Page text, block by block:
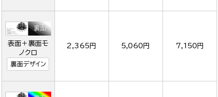
表面＋裏面モ
ノクロ
裏面デザイン
2,365円 5,060円 7,150円